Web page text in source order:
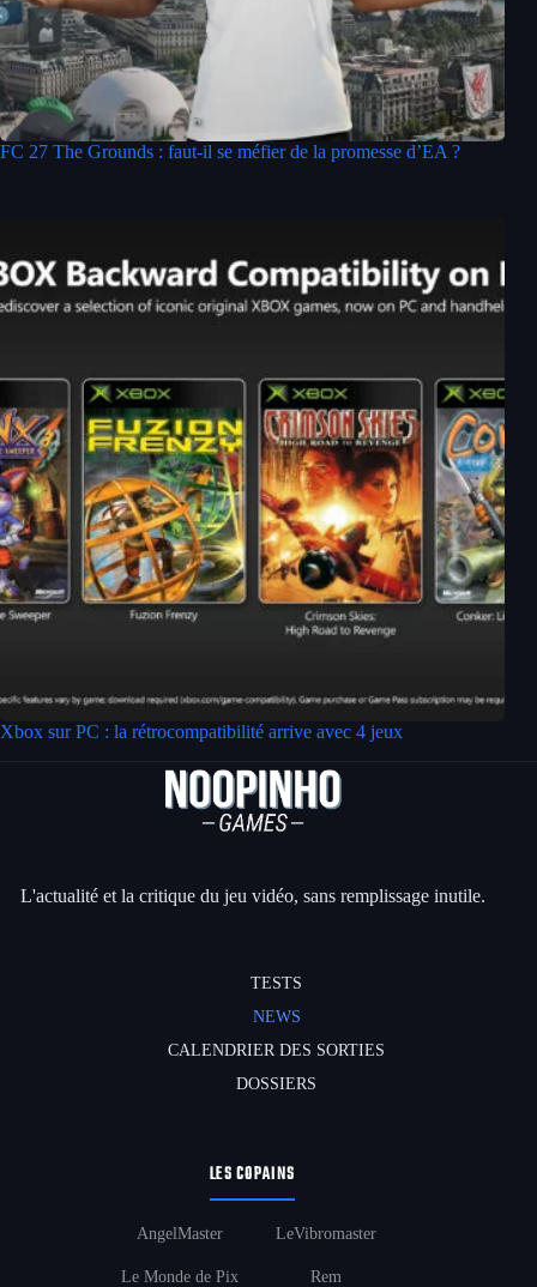
FC 27 The Grounds : faut-il se méfier de la promesse d’EA ?
Xbox sur PC : la rétrocompatibilité arrive avec 4 jeux
L'actualité et la critique du jeu vidéo, sans remplissage inutile.
TESTS
NEWS
CALENDRIER DES SORTIES
DOSSIERS
LES COPAINS
AngelMaster
Le Monde de Pix
LeVibromaster
Rem